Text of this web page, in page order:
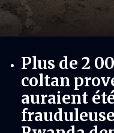
Plus de 2
coltan
auraient